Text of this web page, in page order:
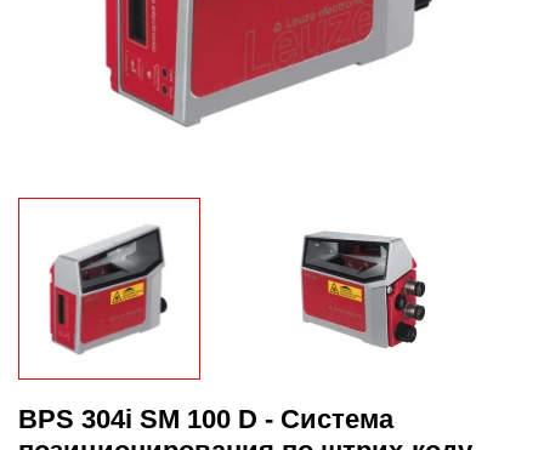
BPS 304i SM 100 D - Система